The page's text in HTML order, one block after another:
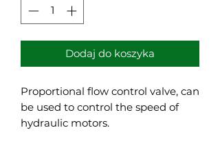
Dodaj do koszyka
Proportional flow control valve, can
be used to control the speed of
hydraulic motors.